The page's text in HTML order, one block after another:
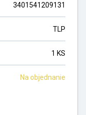
3401541209131
TLP
1 KS
Na objednanie